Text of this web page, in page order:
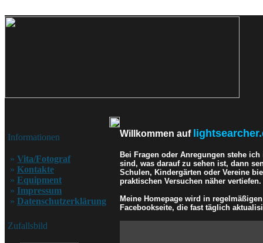
Informationen
» Vita/Fotograf
» Kontakte
» Equipment
» Impressum
» Datenschutzerklärung
Zufallsbild
Willkommen auf
Bei Fragen oder Anregungen stehe
sind, was darauf zu sehen ist, dann
Schulen, Kindergärten oder Vereine
praktischen Versuchen näher vertiefen.
Meine Homepage wird in
Facebookseite, die fast täglich